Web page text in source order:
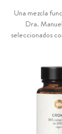
Una mezcla
Dra.
seleccionados
picolinato
arábiga